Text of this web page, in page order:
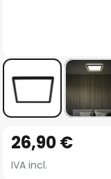
all'inizio
della
26,90 €
IVA incl.